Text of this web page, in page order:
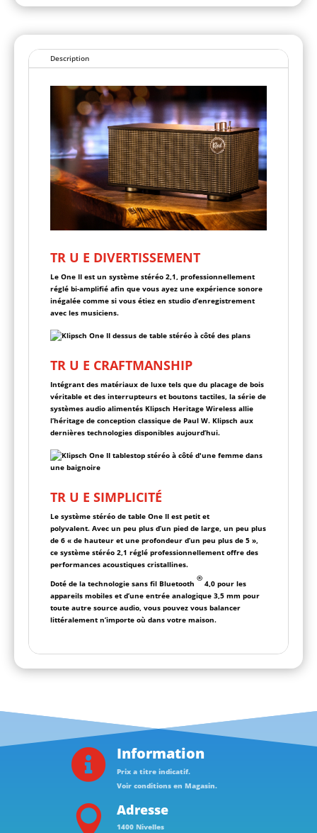
t
i
Description
TR U E DIVERTISSEMENT
Le One II est un système stéréo 2,1, professionnellement
réglé bi-amplifié afin que vous ayez une expérience sonore
inégalée comme si vous étiez en studio d’enregistrement
avec les musiciens.
TR U E CRAFTMANSHIP
Intégrant des matériaux de luxe tels que du placage de bois
véritable et des interrupteurs et boutons tactiles, la série de
systèmes audio alimentés Klipsch Heritage Wireless allie
l’héritage de conception classique de Paul W. Klipsch aux
dernières technologies disponibles aujourd’hui.
TR U E SIMPLICITÉ
Le système stéréo de table One II est petit et
polyvalent. Avec un peu plus d’un pied de large, un peu plus
de 6 « de hauteur et une profondeur d’un peu plus de 5 »,
ce système stéréo 2,1 réglé professionnellement offre des
performances acoustiques cristallines.
Doté de la technologie sans fil Bluetooth
®
4,0 pour les
appareils mobiles et d’une entrée analogique 3,5 mm pour
toute autre source audio, vous pouvez vous balancer
littéralement n’importe où dans votre maison.
 Information
Prix a titre indicatif.
Voir conditions en Magasin.
 Adresse
1400 Nivelles